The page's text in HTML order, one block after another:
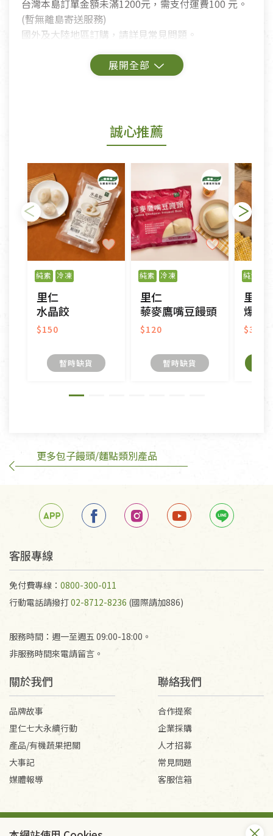
台灣本島訂單金額未滿1200元，需支付運費100 元。
(暫無離島寄送服務)
國外及大陸地區訂購，請詳見常見問題。
鑑賞期商品說明：
若您購買的商品有下列「不適用七天鑑賞期商品」情
形者，除商品瑕疵以外，恕不接受退換貨.
依消保法之規定提供該商品七天免費鑑賞期(含例假
日)的服務，原則上若商品未經使用或被汙損(除商品
瑕疵)，一般皆可申請退換貨。
不適用七天鑑賞期商品：
以數位或電磁紀錄形式儲存之商品、易於變質或損壞
之商品、以及性質上無法或不適合退換之商品：如
CD、VCD、DVD、電腦軟體，若產品瑕疵無法讀取僅
接受原片換新。
衣飾鞋類-如T恤，如於送達後水洗或污損者。
美容保養用品、內衣褲、襪子、口罩等私人消耗性產
內衣褲、襪子、口罩個人衛生用品除商品本身有瑕疵
外,依據《通訊交易解除權合理例外情事適用準
誠心推薦
純素 冷凍
里仁
水晶餃
$150
暫時缺貨
純素 冷凍
里仁
藜麥鷹嘴豆饅頭
$120
暫時缺貨
純素
里仁
爆汁
$380
更多包子饅頭/麵點類別產品
客服專線
免付費專線： 0800-300-011
行動電話請撥打02-8712-8236 (國際請加886)
服務時間：週一至週五 09:00-18:00。
非服務時間來電請留言。
關於我們
品牌故事
里仁七大永續行動
產品/有機蔬果把關
大事記
媒體報導
聯絡我們
合作提案
企業採購
人才招募
常見問題
客服信箱